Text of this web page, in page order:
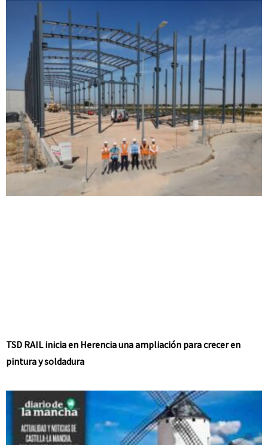
TSD RAIL inicia en Herencia una ampliación para crecer en
pintura y soldadura